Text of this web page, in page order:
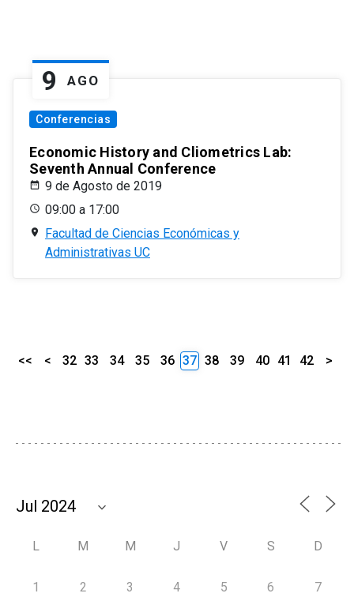
9 AGO
Conferencias
Economic History and Cliometrics Lab:
Seventh Annual Conference
9 de Agosto de 2019
09:00 a 17:00
Facultad de Ciencias Económicas y
Administrativas UC
<< < 32 33 34 35 36 37 38 39 40 41 42 >
L M M J V S D
1 2 3 4 5 6 7